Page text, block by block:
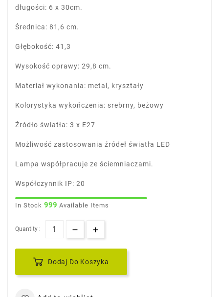
długości: 6 x 30cm.
Średnica: 81,6 cm.
Głębokość: 41,3
Wysokość oprawy: 29,8 cm.
Materiał wykonania: metal, kryształy
Kolorystyka wykończenia: srebrny, beżowy
Źródło światła: 3 x E27
Możliwość zastosowania źródeł światła LED
Lampa współpracuje ze ściemniaczami.
Współczynnik IP: 20
In Stock 999 Available Items
Quantity :
Dodaj Do Koszyka